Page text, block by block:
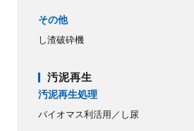
その他
し渣破砕機
汚泥再生
汚泥再生処理
バイオマス利活用／し尿